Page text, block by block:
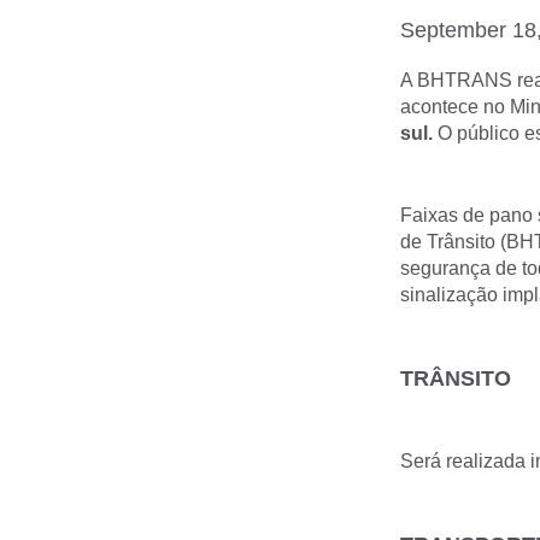
September
A BHTRANS
acontece no
sul. O público
Faixas de pano
de Trânsito
segurança de
sinalização
TRÂNSITO
Será realizada